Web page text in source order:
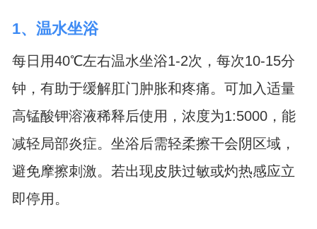
1、温水坐浴
每日用40℃左右温水坐浴1-2次，每次10-15分
钟，有助于缓解肛门肿胀和疼痛。可加入适量
高锰酸钾溶液稀释后使用，浓度为1:5000，能
减轻局部炎症。坐浴后需轻柔擦干会阴区域，
避免摩擦刺激。若出现皮肤过敏或灼热感应立
即停用。